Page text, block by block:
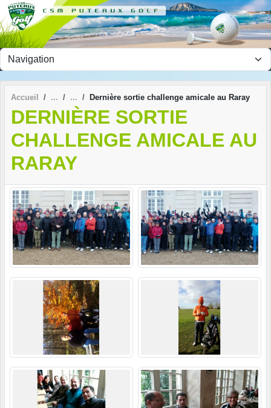
Accueil Dernière sortie challenge amicale au Raray
DERNIÈRE SORTIE
CHALLENGE AMICALE AU
RARAY
Panneau de gestion des cookies